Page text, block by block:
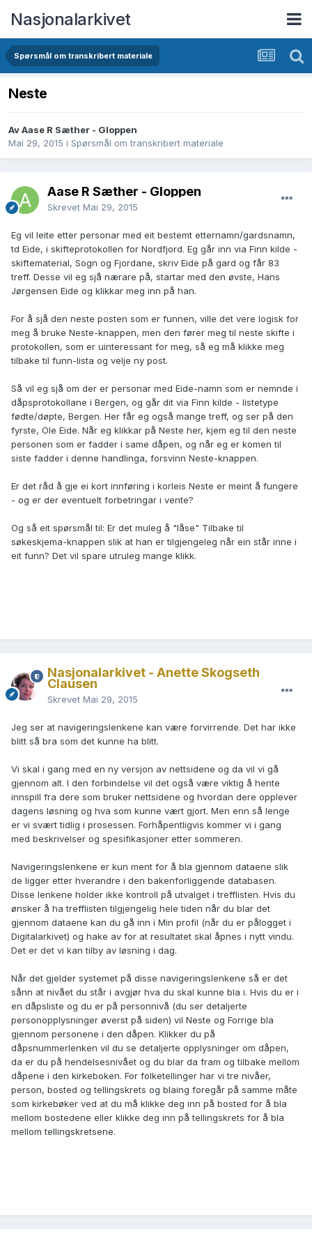
Nasjonalarkivet
Spørsmål om transkribert materiale
Neste
Av Aase R Sæther - Gloppen
Mai 29, 2015 i Spørsmål om transkribert materiale
Aase R Sæther - Gloppen
Skrevet Mai 29, 2015
Eg vil leite etter personar med eit bestemt etternamn/gardsnamn,
td Eide, i skifteprotokollen for Nordfjord. Eg går inn via Finn kilde -
skiftematerial, Sogn og Fjordane, skriv Eide på gard og får 83
treff. Desse vil eg sjå nærare på, startar med den øvste, Hans
Jørgensen Eide og klikkar meg inn på han.
For å sjå den neste posten som er funnen, ville det vere logisk for
meg å bruke Neste-knappen, men den fører meg til neste skifte i
protokollen, som er uinteressant for meg, så eg må klikke meg
tilbake til funn-lista og velje ny post.
Så vil eg sjå om der er personar med Eide-namn som er nemnde i
dåpsprotokollane i Bergen, og går dit via Finn kilde - listetype
fødte/døpte, Bergen. Her får eg også mange treff, og ser på den
fyrste, Ole Eide. Når eg klikkar på Neste her, kjem eg til den neste
personen som er fadder i same dåpen, og når eg er komen til
siste fadder i denne handlinga, forsvinn Neste-knappen.
Er det råd å gje ei kort innføring i korleis Neste er meint å fungere
- og er der eventuelt forbetringar i vente?
Og så eit spørsmål til: Er det muleg å "låse" Tilbake til
søkeskjema-knappen slik at han er tilgjengeleg når ein står inne i
eit funn? Det vil spare utruleg mange klikk.
Nasjonalarkivet - Anette Skogseth
Clausen
Skrevet Mai 29, 2015
Jeg ser at navigeringslenkene kan være forvirrende. Det har ikke
blitt så bra som det kunne ha blitt.
Vi skal i gang med en ny versjon av nettsidene og da vil vi gå
gjennom alt. I den forbindelse vil det også være viktig å hente
innspill fra dere som bruker nettsidene og hvordan dere opplever
dagens løsning og hva som kunne vært gjort. Men enn så lenge
er vi svært tidlig i prosessen. Forhåpentligvis kommer vi i gang
med beskrivelser og spesifikasjoner etter sommeren.
Navigeringslenkene er kun ment for å bla gjennom dataene slik
de ligger etter hverandre i den bakenforliggende databasen.
Disse lenkene holder ikke kontroll på utvalget i trefflisten. Hvis du
ønsker å ha trefflisten tilgjengelig hele tiden når du blar det
gjennom dataene kan du gå inn i Min profil (når du er pålogget i
Digitalarkivet) og hake av for at resultatet skal åpnes i nytt vindu.
Det er det vi kan tilby av løsning i dag.
Når det gjelder systemet på disse navigeringslenkene så er det
sånn at nivået du står i avgjør hva du skal kunne bla i. Hvis du er i
en dåpsliste og du er på personnivå (du ser detaljerte
personopplysninger øverst på siden) vil Neste og Forrige bla
gjennom personene i den dåpen. Klikker du på
dåpsnummerlenken vil du se detaljerte opplysninger om dåpen,
da er du på hendelsesnivået og du blar da fram og tilbake mellom
dåpene i den kirkeboken. For folketellinger har vi tre nivåer,
person, bosted og tellingskrets og blaing foregår på samme måte
som kirkebøker ved at du må klikke deg inn på bosted for å bla
mellom bostedene eller klikke deg inn på tellingskrets for å bla
mellom tellingskretsene.